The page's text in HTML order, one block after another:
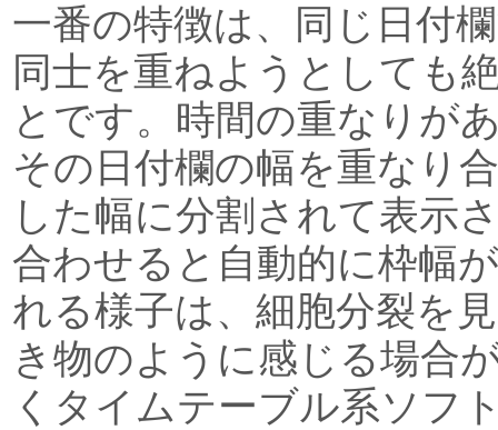
一番の特徴は、同じ日付
同士を重ねようとしても
とです。時間の重なりが
その日付欄の幅を重なり
した幅に分割されて表示
合わせると自動的に枠幅
れる様子は、細胞分裂を
き物のように感じる場合
くタイムテーブル系ソフ